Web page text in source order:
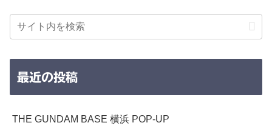
最近の投稿
THE GUNDAM BASE 横浜 POP-UP